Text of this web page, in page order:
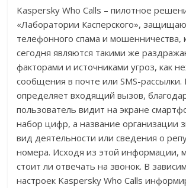
Kaspersky Who Calls – пилотное
«Лаборатории Касперского»,
телефонного спама и мошенничества,
сегодня являются такими же
факторами и источниками угроз, как
сообщения в почте или SMS-
определяет входящий вызов,
пользователь видит на экране
набор цифр, а название организации
вид деятельности или сведения о
номера. Исходя из этой информации,
стоит ли отвечать на звонок. В
настроек Kaspersky Who Calls